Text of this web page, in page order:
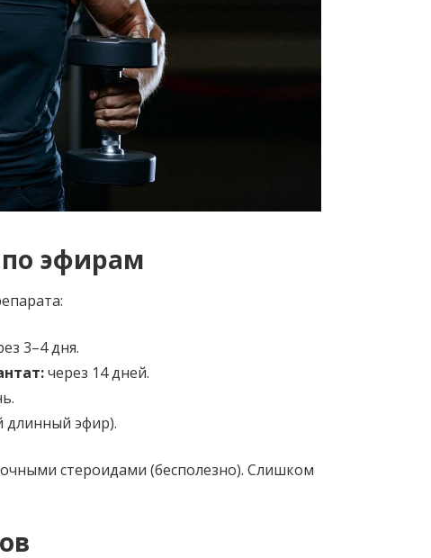
эфирам
3–4 дня.
через 14 дней.
длинный эфир).
стероидами (бесполезно). Слишком